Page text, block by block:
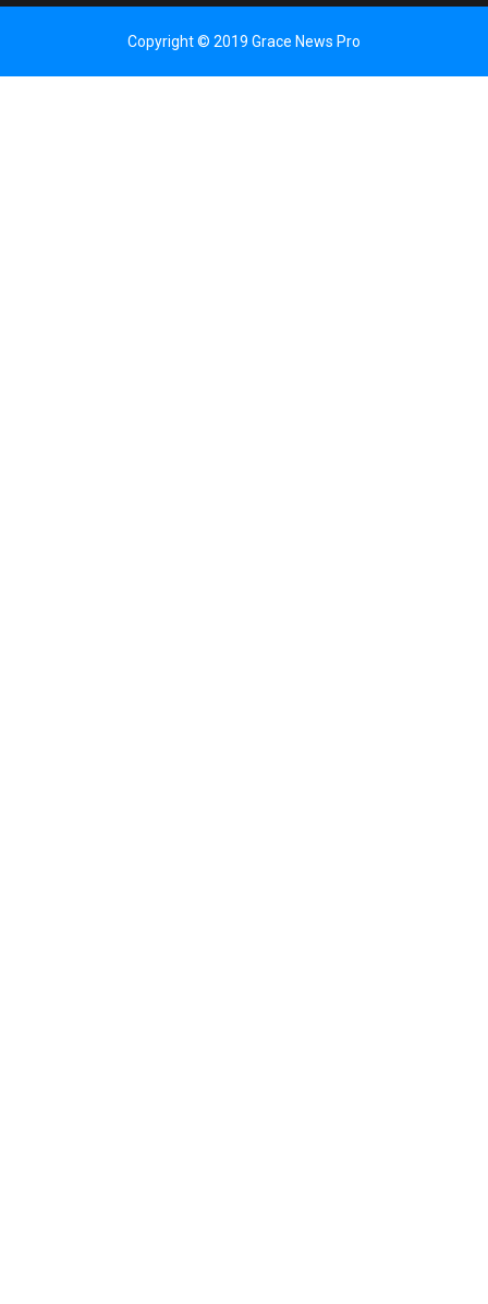
Copyright © 2019 Grace News Pro